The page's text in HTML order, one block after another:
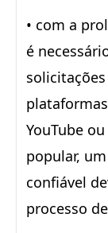
• com a
é
YouTube
popular,
confiável
processo